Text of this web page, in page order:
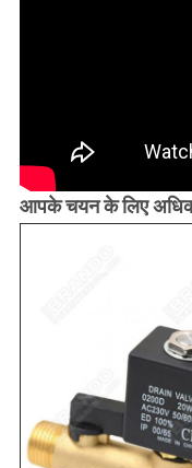
आपके चयन के लिए अधिक